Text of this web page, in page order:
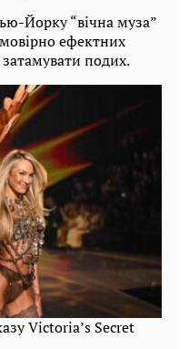
Йорку “вічна муза”
ефектних
подих.
Victoria’s Secret